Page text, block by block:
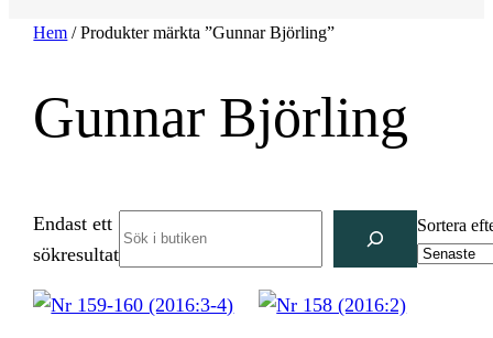
Hem / Produkter märkta ”Gunnar Björling”
Gunnar Björling
Endast ett
sökresultat
Sortera